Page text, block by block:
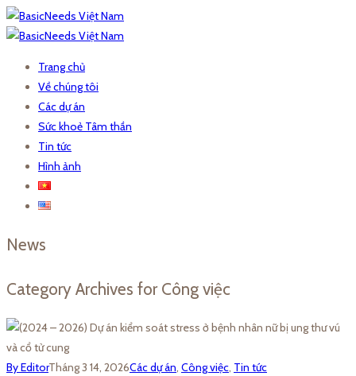
Trang chủ
Về chúng tôi
Các dự án
Sức khoẻ Tâm thần
Tin tức
Hình ảnh
News
Category Archives for Công việc
By EditorTháng 3 14, 2026Các dự án, Công việc, Tin tức